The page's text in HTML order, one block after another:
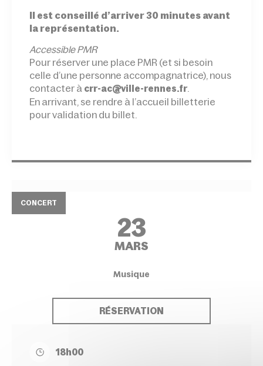
Il est conseillé d’arriver 30 minutes avant
la représentation.
Accessible PMR
Pour réserver une place PMR (et si besoin
celle d’une personne accompagnatrice), nous
contacter à crr-ac@ville-rennes.fr
En arrivant, se rendre à l’accueil billetterie
pour validation du billet.
CONCERT
23
MARS
Musique
RÉSERVATION
18h00